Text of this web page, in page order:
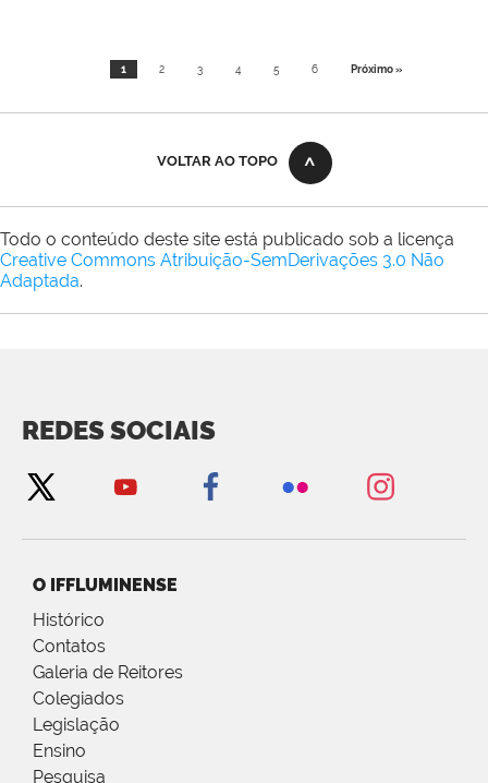
1 2 3 4 5 6 Próximo »
VOLTAR AO TOPO
Todo o conteúdo deste site está publicado sob a licença
Creative Commons Atribuição-SemDerivações 3.0 Não
Adaptada.
REDES SOCIAIS
O IFFLUMINENSE
Histórico
Contatos
Galeria de Reitores
Colegiados
Legislação
Ensino
Pesquisa